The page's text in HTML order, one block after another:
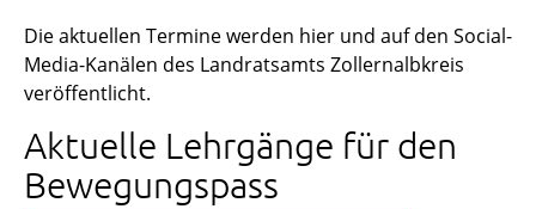
Die aktuellen Termine werden hier und auf den Social-
Media-Kanälen des Landratsamts Zollernalbkreis
veröffentlicht.
Aktuelle Lehrgänge für den
Bewegungspass